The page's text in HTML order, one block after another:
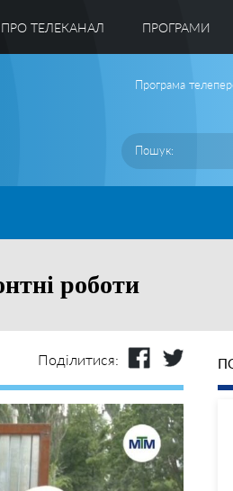
ПРО ТЕЛЕКАНАЛ ПРОГРАМИ
Програма
роботи
Поділитися: